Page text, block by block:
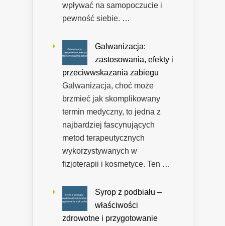
wpływać na samopoczucie i
pewność siebie. …
Galwanizacja:
zastosowania, efekty i
przeciwwskazania zabiegu
Galwanizacja, choć może
brzmieć jak skomplikowany
termin medyczny, to jedna z
najbardziej fascynujących
metod terapeutycznych
wykorzystywanych w
fizjoterapii i kosmetyce. Ten …
Syrop z podbiału –
właściwości
zdrowotne i przygotowanie